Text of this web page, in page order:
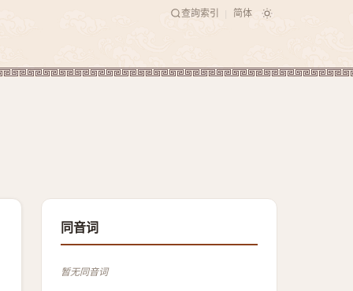
查詢索引 简体
同音词
暂无同音词